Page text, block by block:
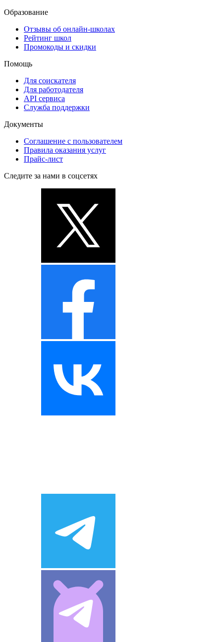
Образование
Отзывы об онлайн-школах
Рейтинг школ
Промокоды и скидки
Помощь
Для соискателя
Для работодателя
API сервиса
Служба поддержки
Документы
Соглашение с пользователем
Правила оказания услуг
Прайс-лист
Следите за нами в соцсетях